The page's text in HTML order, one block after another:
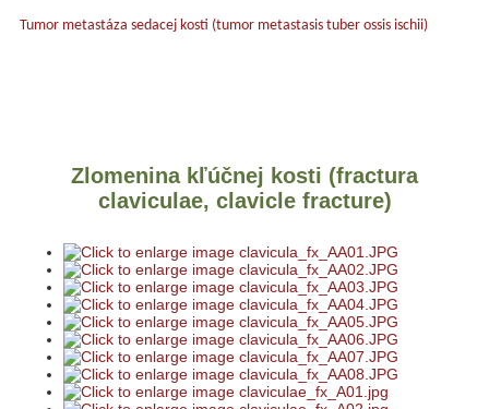
Tumor metastáza sedacej kosti (tumor metastasis tuber ossis ischii)
Zlomenina kľúčnej kosti (fractura
claviculae, clavicle fracture)